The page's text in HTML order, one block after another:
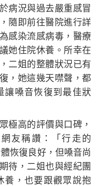
病況與過去嚴重感冒
隨即前往醫院進行詳
感染流感病毒，醫療
她住院休養。所幸在
二姐的整體狀況已有
，她這幾天噤聲，都
讓嗓音恢復到最佳狀
極高的評價與口碑，
友稱讚：「行走的
恢復良好，但嗓音尚
待，二姐也與經紀團
養，也要跟觀眾說抱